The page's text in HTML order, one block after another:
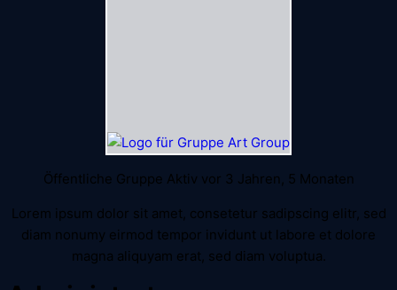
Öffentliche Gruppe Aktiv vor 3 Jahren, 5 Monaten
Lorem ipsum dolor sit amet, consetetur sadipscing elitr, sed
diam nonumy eirmod tempor invidunt ut labore et dolore
magna aliquyam erat, sed diam voluptua.